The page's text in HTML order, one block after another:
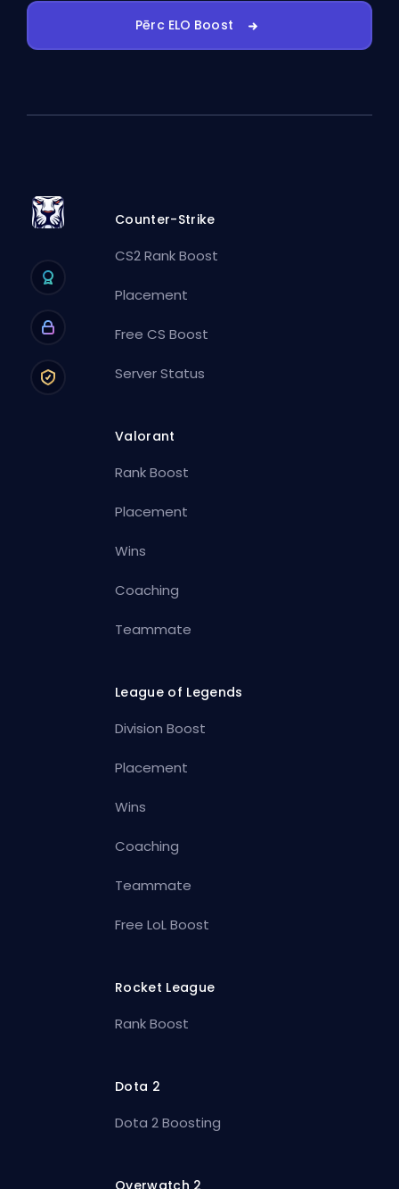
Pērc ELO Boost
Counter-Strike
CS2 Rank Boost
Placement
Free CS Boost
Server Status
Valorant
Rank Boost
Placement
Wins
Coaching
Teammate
League of Legends
Division Boost
Placement
Wins
Coaching
Teammate
Free LoL Boost
Rocket League
Rank Boost
Dota 2
Dota 2 Boosting
Overwatch 2